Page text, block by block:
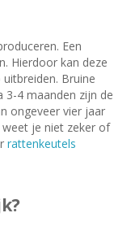
Een
Hierdoor kan deze
Bruine
3-4 maanden zijn de
ongeveer vier jaar
je niet zeker of
rattenkeutels